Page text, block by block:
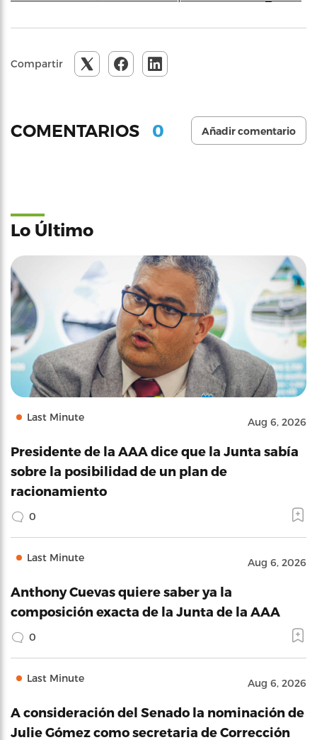
Compartir
COMENTARIOS 0 Añadir comentario
Lo Último
Last Minute Aug 6, 2026
Presidente de la AAA dice que la Junta sabía
sobre la posibilidad de un plan de
racionamiento
0
Last Minute Aug 6, 2026
Anthony Cuevas quiere saber ya la
composición exacta de la Junta de la AAA
0
Last Minute Aug 6, 2026
A consideración del Senado la nominación de
Julie Gómez como secretaria de Corrección